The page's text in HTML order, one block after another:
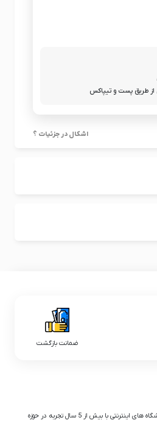
از طریق پست و تیپاکس
اشکال در جزئیات ؟
ضمانت بازگشت
اورگیم به عنوان یکی از قدیمی‌ترین فروشگاه های اینترنتی با بیش از 5 سال تجربه در حوزه